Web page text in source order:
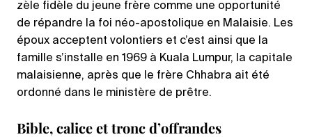
zèle fidèle du jeune frère comme une opportunité
de répandre la foi néo-apostolique en Malaisie. Les
époux acceptent volontiers et c’est ainsi que la
famille s’installe en 1969 à Kuala Lumpur, la capitale
malaisienne, après que le frère Chhabra ait été
ordonné dans le ministère de prêtre.
Bible, calice et tronc d’offrandes